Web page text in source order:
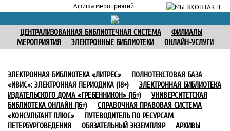
Афиша мероприятий
ЦЕНТРАЛИЗОВАННАЯ БИБЛИОТЕЧНАЯ СИСТЕМА
ФИЛИАЛЫ
МЕРОПРИЯТИЯ
ЭЛЕКТРОННЫЕ БИБЛИОТЕКИ ОНЛАЙН-УСЛУГИ
ЭЛЕКТРОННАЯ БИБЛИОТЕКА «ЛИТРЕС»
ПОЛНОТЕКСТОВАЯ БАЗА
«ИВИС»: ЭЛЕКТРОННАЯ ПЕРИОДИКА (18+)
ЭЛЕКТРОННАЯ БИБЛИОТЕКА
ИЗДАТЕЛЬСКОГО ДОМА «ГРЕБЕННИКОН» (16+)
УНИВЕРСИТЕТСКАЯ
БИБЛИОТЕКА ОНЛАЙН (16+)
СПРАВОЧНАЯ ПРАВОВАЯ СИСТЕМА
«КОНСУЛЬТАНТ ПЛЮС»
ПУТЕВОДИТЕЛЬ ПО РЕСУРСАМ
ПЕТЕРБУРГОВЕДЕНИЯ
ОБЯЗАТЕЛЬНЫЙ ЭКЗЕМПЛЯР
АРХИВЫ